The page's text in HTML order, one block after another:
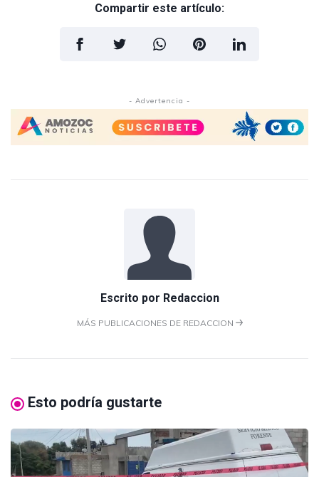
Compartir este artículo:
- Advertencia -
Escrito por Redaccion
MÁS PUBLICACIONES DE REDACCION
Esto podría gustarte